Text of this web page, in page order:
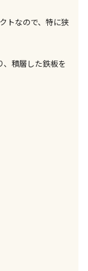
す（宅配便での
受取となりま
お手数です
ください
ん。
受取は選択でき
クの商品のみ
いては、当日に
荷手続きを行う
がございます。
期休業期間中
。
トなので、特に狭
積層した鉄板を